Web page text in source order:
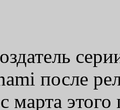
после
марта